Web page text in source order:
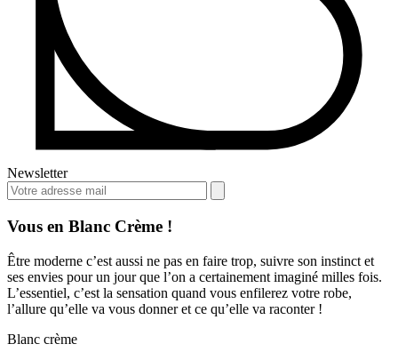
Newsletter
Vous en Blanc Crème !
Être moderne c’est aussi ne pas en faire trop, suivre son instinct et
ses envies pour un jour que l’on a certainement imaginé milles fois.
L’essentiel, c’est la sensation quand vous enfilerez votre robe,
l’allure qu’elle va vous donner et ce qu’elle va raconter !
Blanc crème